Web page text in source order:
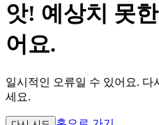
앗! 예상치 못
어요.
일시적인 오류일 수 있어요. 다
세요.